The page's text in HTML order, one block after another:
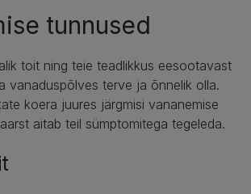
tunnused
toit ning teie teadlikkus eesootavast
vanaduspõlves terve ja õnnelik olla.
koera juures järgmisi vananemise
aitab teil sümptomitega tegeleda.